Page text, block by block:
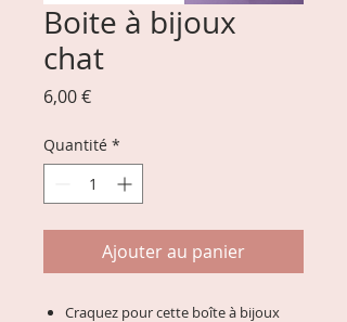
Boite à bijoux
chat
6,00 €Prix
Quantité *
Ajouter au panier
Craquez pour cette boîte à bijoux